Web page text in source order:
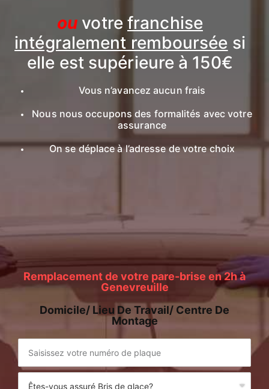
ou votre franchise
intégralement remboursée si
elle est supérieure à 150€
Vous n’avancez aucun frais
Nous nous occupons des formalités avec votre
assurance
On se déplace à l’adresse de votre choix
Remplacement de votre pare-brise en 2h à
Genevreuille
Domicile/ Lieu De Travail/ Centre De
Montage